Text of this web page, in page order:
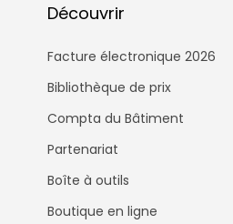
Découvrir
Facture électronique 2026
Bibliothèque de prix
Compta du Bâtiment
Partenariat
Boîte à outils
Boutique en ligne